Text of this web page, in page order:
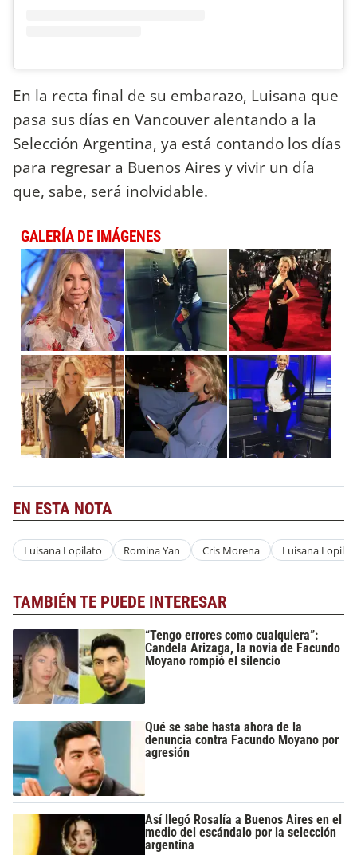
En la recta final de su embarazo, Luisana que
pasa sus días en Vancouver alentando a la
Selección Argentina, ya está contando los días
para regresar a Buenos Aires y vivir un día
que, sabe, será inolvidable.
GALERÍA DE IMÁGENES
EN ESTA NOTA
Luisana Lopilato Romina Yan Cris Morena Luisana
TAMBIÉN TE PUEDE INTERESAR
“Tengo errores como cualquiera”:
Candela Arizaga, la novia de Facundo
Moyano rompió el silencio
Qué se sabe hasta ahora de la
denuncia contra Facundo Moyano por
agresión
Así llegó Rosalía a Buenos Aires en el
medio del escándalo por la selección
argentina